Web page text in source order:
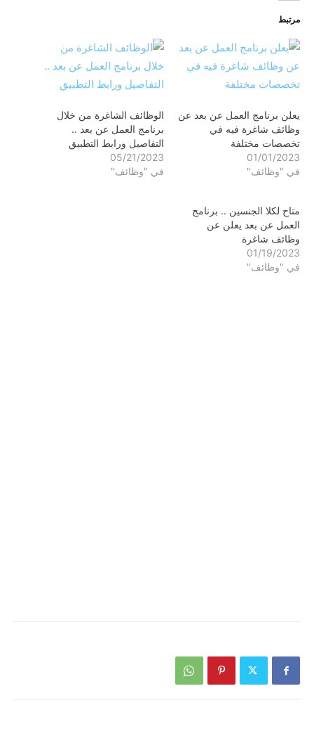
مرتبط
يعلن برنامج العمل عن بعد عن
وظائف شاغرة فيه في
تخصصات مختلفة
01/01/2023
في "وظائف"
الوظائف الشاغرة من خلال
برنامج العمل عن بعد ..
التفاصيل ورابط التطبيق
05/21/2023
في "وظائف"
متاح لكلا الجنسين .. برنامج
العمل عن بعد يعلن عن
وظائف شاغرة
01/19/2023
في "وظائف"